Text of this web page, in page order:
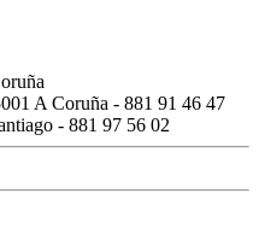
A Coruña - 881 91 46 47
- 881 97 56 02